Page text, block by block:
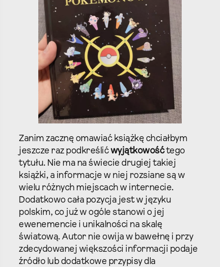
Zanim zacznę omawiać książkę chciałbym
jeszcze raz podkreślićwyjątkowośćtego
tytułu. Nie ma na świecie drugiej takiej
książki, a informacje w niej rozsiane są w
wielu różnych miejscach w internecie.
Dodatkowo cała pozycja jest w języku
polskim, co już w ogóle stanowi o jej
ewenemencie i unikalności na skalę
światową. Autor nie owija w bawełnę i przy
zdecydowanej większości informacji podaje
źródło lub dodatkowe przypisy dla